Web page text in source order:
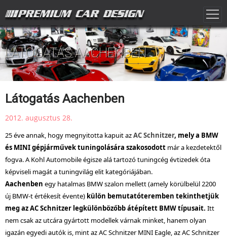
LÁTOGATÁS AACHENBEN
Látogatás Aachenben
2012. augusztus 28.
25 éve annak, hogy megnyitotta kapuit azAC Schnitzer, mely a BMW
és MINI gépjárművek tuningolására szakosodott már a kezdetektől
fogva. A Kohl Automobile égisze alá tartozó tuningcég évtizedek óta
képviseli magát a tuningvilág elit kategóriájában.
Aachenben egy hatalmas BMW szalon mellett (amely körülbelül 2200
új BMW-t értékesít évente) külön bemutatóteremben tekinthetjük
meg az AC Schnitzer legkülönbözőbb átépített BMW típusait. Itt
nem csak az utcára gyártott modellek várnak minket, hanem olyan
igazán egyedi autók is, mint az AC Schnitzer MINI Eagle, az AC Schnitzer